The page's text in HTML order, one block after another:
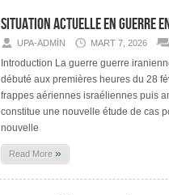
SITUATION ACTUELLE EN GUERRE
UPA-ADMIN MART 7, 2026
Introduction La guerre guerre
débuté aux premières heures du 28
frappes aériennes israéliennes puis
constitue une nouvelle étude de cas
nouvelle
Read More »